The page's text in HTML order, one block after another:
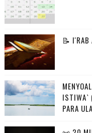
📝 I'RAB
ISTIWA`
PARA